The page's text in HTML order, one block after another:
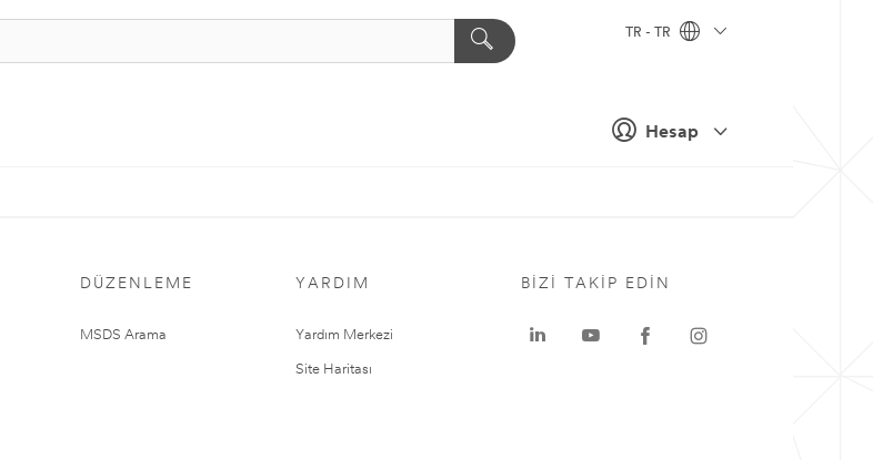
Hesap
TR - TR
DÜZENLEME
MSDS Arama
YARDIM
Yardım Merkezi
Site Haritası
BIZI TAKIP EDIN